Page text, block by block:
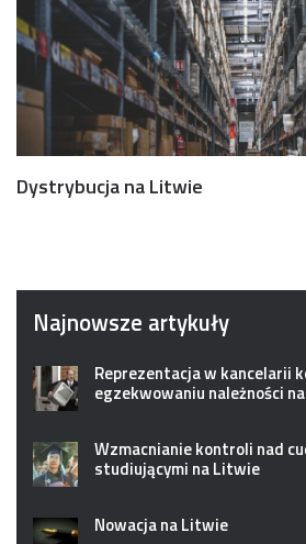
Dystrybucja na Litwie
Najnowsze artykuły
Reprezentacja w kancelarii
egzekwowaniu należności
Wzmacnianie kontroli nad
studiującymi na Litwie
Nowacja na Litwie